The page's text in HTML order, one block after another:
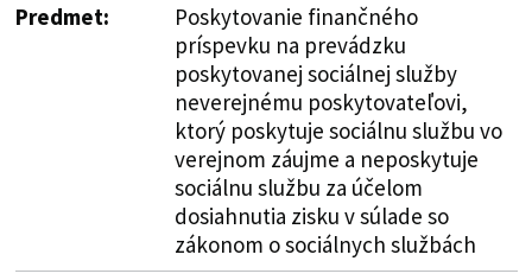
Predmet:
Poskytovanie finančného
príspevku na prevádzku
poskytovanej sociálnej služby
neverejnému poskytovateľovi,
ktorý poskytuje sociálnu službu vo
verejnom záujme a neposkytuje
sociálnu službu za účelom
dosiahnutia zisku v súlade so
zákonom o sociálnych službách